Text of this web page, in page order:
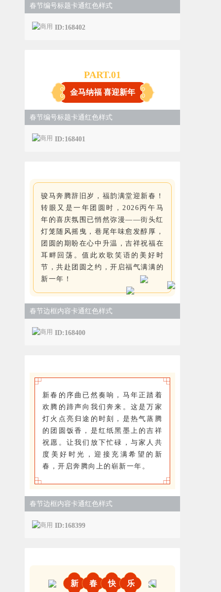
春节编号标题卡通红色样式
ID:168402
PART.01
金马纳福 喜迎新年
春节编号标题卡通红色样式
ID:168401
骏马奔腾辞旧岁，福韵满堂迎新春！
转眼又是一年团圆时，2026丙午马
年的喜庆氛围已悄然弥漫——街头红
灯笼随风摇曳，巷尾年味愈发醇厚，
团圆的期盼在心中升温，吉祥祝福在
耳畔回荡。值此欢歌笑语的美好时
节，共赴团圆之约，开启福气满满的
新一年！
春节边框内容卡通红色样式
ID:168400
新春的序曲已然奏响，马年正踏着
欢腾的蹄声向我们奔来。这是万家
灯火点亮归途的时刻，是热气蒸腾
的团圆饭香，是红纸黑墨上的吉祥
祝愿。让我们放下忙碌，与家人共
度美好时光，迎接充满希望的新
春，开启奔腾向上的崭新一年。
春节边框内容卡通红色样式
ID:168399
新 春 快 乐